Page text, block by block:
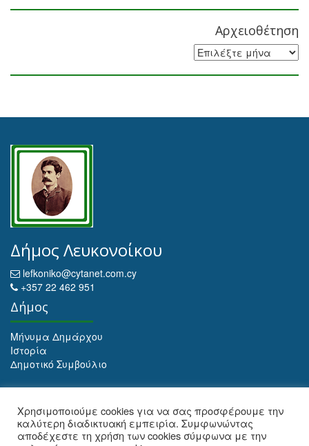
Αρχειοθέτηση
Αρχειοθέτηση
Δήμος Λευκονοίκου
lefkoniko@cytanet.com.cy
+357 22 462 951
Δήμος
Μήνυμα Δημάρχου
Ιστορία
Δημοτικό Συμβούλιο
Αρχειοθέτηση
Χρησιμοποιούμε cookies για να σας προσφέρουμε την
καλύτερη διαδικτυακή εμπειρία. Συμφωνώντας
αποδέχεστε τη χρήση των cookies σύμφωνα με την